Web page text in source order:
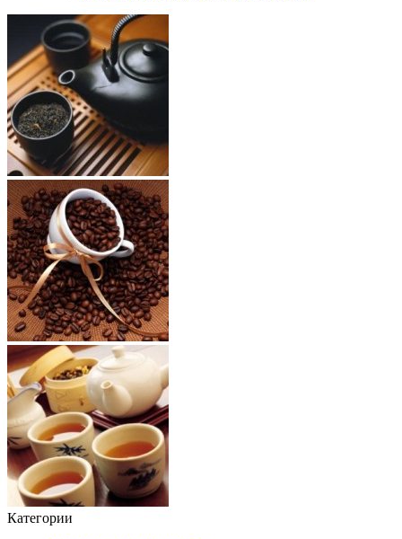
Категории